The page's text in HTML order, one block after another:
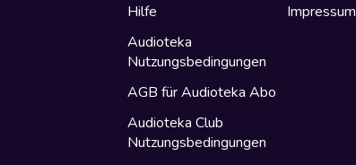
Hilfe
Audioteka
Nutzungsbedingungen
AGB für Audioteka Abo
Audioteka Club
Nutzungsbedingungen
Impressum